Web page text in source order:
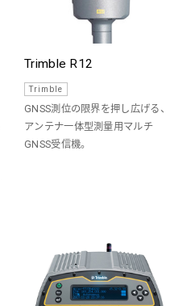
Trimble R12
Trimble
GNSS測位の限界を押し広げる、
アンテナ一体型測量用マルチ
GNSS受信機。